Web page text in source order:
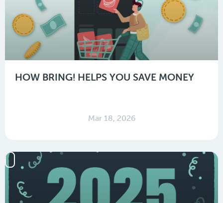
HOW BRING! HELPS YOU SAVE MONEY
Mar 18, 2026